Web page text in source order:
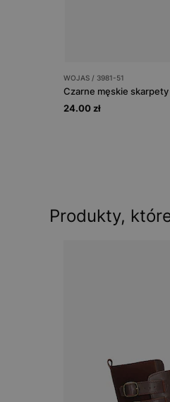
WOJAS / 3981-51
Czarne męskie
24.00 zł
Produkty,